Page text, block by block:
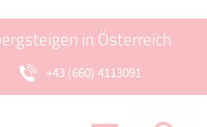
in Österreich
+43 (660) 4113091